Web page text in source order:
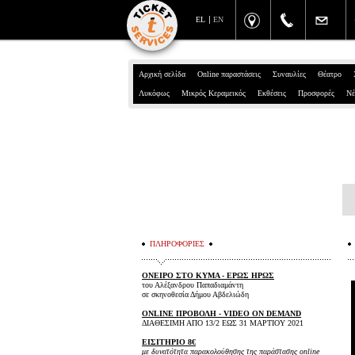
EN
EL
Αρχική σελίδα Online παραστάσεις Συναυλίες Θέατρο
Λυκόφως Μικρός Κεραμεικός Εκθέσεις Προσφορές
ΠΛΗΡΟΦΟΡΙΕΣ
ΟΝΕΙΡΟ ΣΤΟ ΚΥΜΑ - ΕΡΩΣ ΗΡΩΣ
του Αλέξανδρου Παπαδιαμάντη
σε σκηνοθεσία Δήμου Αβδελιώδη
ONLINE ΠΡΟΒΟΛΗ - VIDEO ON DEMAND
ΔΙΑΘΕΣΙΜΗ ΑΠΟ 13/2 ΕΩΣ 31 ΜΑΡΤΙΟΥ 2021
ΕΙΣΙΤΗΡΙΟ 8€
με δυνατότητα παρακολούθησης της παράστασης online